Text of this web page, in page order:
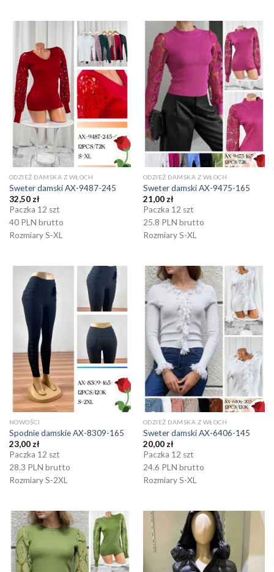
ODZIEŻ DAMSKA Z WŁOCH
Sweter damski AX-9487-245
32,50 zł
Paczka 12 szt
40 PLN brutto
Rozmiary S-XL
ODZIEŻ DAMSKA Z WŁOCH
Sweter damski AX-9475-165
21,00 zł
Paczka 12 szt
25.8 PLN brutto
Rozmiary S-XL
NOWOŚCI
Spodnie damskie AX-8309-165
23,00 zł
Paczka 12 szt
28.3 PLN brutto
Rozmiary S-2XL
ODZIEŻ DAMSKA Z WŁOCH
Sweter damski AX-6406-145
20,00 zł
Paczka 12 szt
24.6 PLN brutto
Rozmiary S-XL